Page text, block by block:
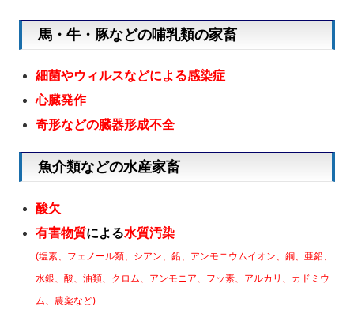
馬・牛・豚などの哺乳類の家畜
細菌やウィルスなどによる感染症
心臓発作
奇形などの臓器形成不全
魚介類などの水産家畜
酸欠
有害物質による水質汚染
(塩素、フェノール類、シアン、鉛、アンモニウムイオン、銅、 亜鉛、
水銀、酸、油類、クロム、 アンモニア、フッ素、アルカリ、 カドミウ
ム、農薬など)